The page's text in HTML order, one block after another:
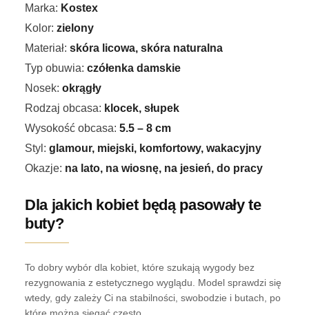
Marka: Kostex
Kolor: zielony
Materiał: skóra licowa, skóra naturalna
Typ obuwia: czółenka damskie
Nosek: okrągły
Rodzaj obcasa: klocek, słupek
Wysokość obcasa: 5.5 – 8 cm
Styl: glamour, miejski, komfortowy, wakacyjny
Okazje: na lato, na wiosnę, na jesień, do pracy
Dla jakich kobiet będą pasowały te
buty?
To dobry wybór dla kobiet, które szukają wygody bez
rezygnowania z estetycznego wyglądu. Model sprawdzi się
wtedy, gdy zależy Ci na stabilności, swobodzie i butach, po
które można sięgać często.